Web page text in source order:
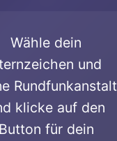
Wähle dein
und
Rundfunkanstalt
klicke auf den
Button für dein